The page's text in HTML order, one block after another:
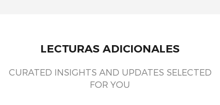
LECTURAS ADICIONALES
CURATED INSIGHTS AND UPDATES SELECTED
FOR YOU